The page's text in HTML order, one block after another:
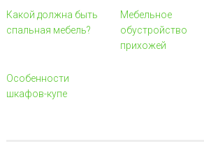
Какой должна быть
спальная мебель?
Мебельное
обустройство
прихожей
Особенности
шкафов-купе